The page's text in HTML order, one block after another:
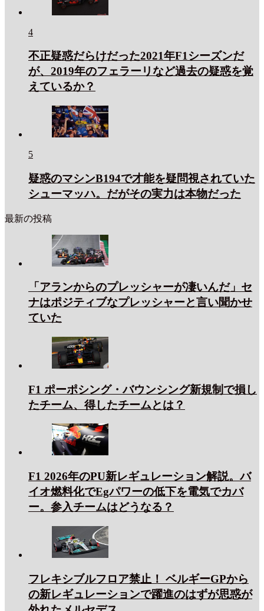
4
不正疑惑だらけだった2021年F1シーズンだ
が、2019年のフェラーリなど過去の疑惑を覚
えているか？
5
疑惑のマシンB194で才能を疑問視されていた
シューマッハ。だがその実力は本物だった
最新の投稿
「アランからのプレッシャーが凄いんだ」セ
ナはポジティブなプレッシャーと言い聞かせ
ていた
F1 ポーポシング・バウンシング新規制で損し
たチーム、得したチームとは？
F1 2026年のPU新レギュレーション解説。バ
イオ燃料化でEgパワーの低下を電気でカバ
ー。参入チームはどうなる？
フレキシブルフロア禁止！ ベルギーGPから
の新レギュレーションで躍進のはずが思惑が